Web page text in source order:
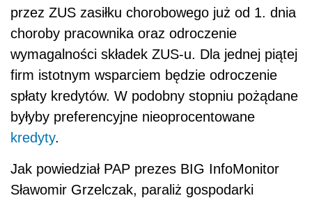
przez ZUS zasiłku chorobowego już od 1. dnia
choroby pracownika oraz odroczenie
wymagalności składek ZUS-u. Dla jednej piątej
firm istotnym wsparciem będzie odroczenie
spłaty kredytów. W podobny stopniu pożądane
byłyby preferencyjne nieoprocentowane
kredyty.
Jak powiedział PAP prezes BIG InfoMonitor
Sławomir Grzelczak, paraliż gospodarki